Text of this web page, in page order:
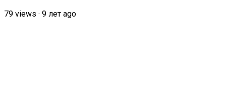
79 views · 9 лет ago